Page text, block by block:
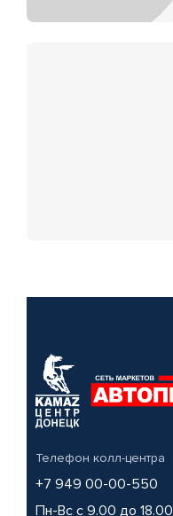
Телефон колл-центра
+7 949 00-00-550
Пн-Вс с 9.00 до 18.00